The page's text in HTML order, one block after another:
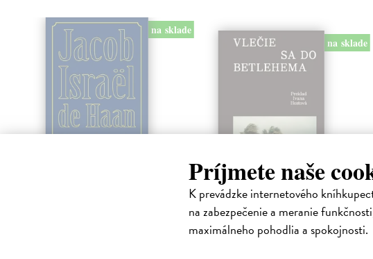
Príjmete naše
K prevádzke internetového
na zabezpečenie a meranie
maximálneho pohodlia a spokojnosti.
na sklade
na sklade
Vlečie sa do
Betlehema
Didion Joan| Kniha